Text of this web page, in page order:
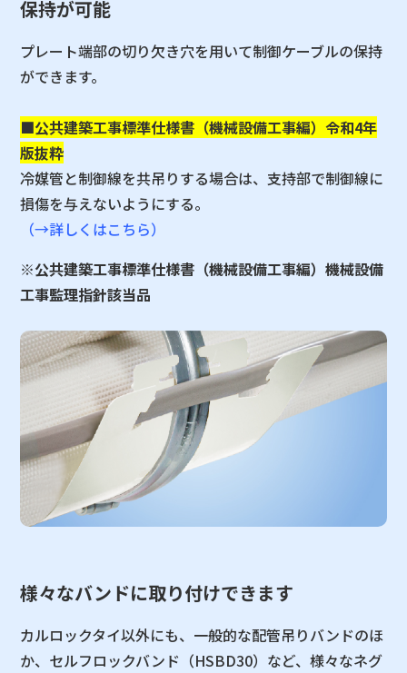
保持が可能
プレート端部の切り欠き穴を用いて制御ケーブルの保持
ができます。
■公共建築工事標準仕様書（機械設備工事編）令和4年
版抜粋
冷媒管と制御線を共吊りする場合は、支持部で制御線に
損傷を与えないようにする。
（→詳しくはこちら）
※公共建築工事標準仕様書（機械設備工事編）機械設備
工事監理指針該当品
様々なバンドに取り付けできます
カルロックタイ以外にも、一般的な配管吊りバンドのほ
か、セルフロックバンド（HSBD30）など、様々なネグ